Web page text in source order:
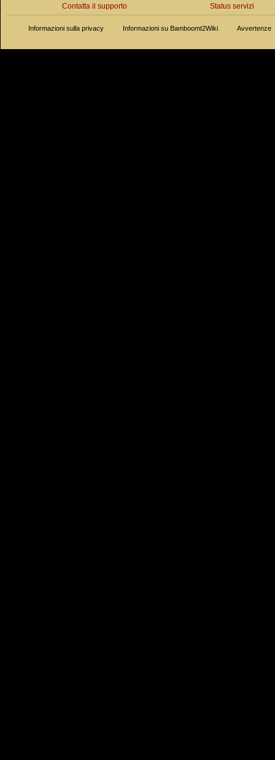
Contatta il supporto Status servizi
Informazioni sulla privacy Informazioni su Bamboomt2Wiki Avvertenze